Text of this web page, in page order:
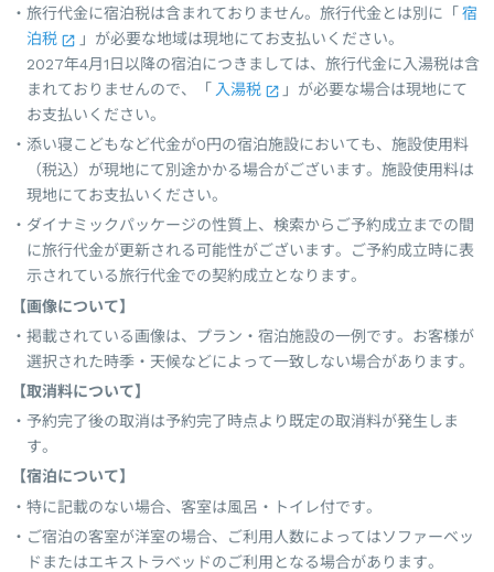
旅行代金に宿泊税は含まれておりません。旅行代金とは別に「 宿
泊税
」が必要な地域は現地にてお支払いください。
2027年4月1日以降の宿泊につきましては、旅行代金に入湯税は含
まれておりませんので、「 入湯税
」が必要な場合は現地にて
お支払いください。
添い寝こどもなど代金が0円の宿泊施設においても、施設使用料
（税込）が現地にて別途かかる場合がございます。施設使用料は
現地にてお支払いください。
ダイナミックパッケージの性質上、検索からご予約成立までの間
に旅行代金が更新される可能性がございます。ご予約成立時に表
示されている旅行代金での契約成立となります。
【画像について】
掲載されている画像は、プラン・宿泊施設の一例です。お客様が
選択された時季・天候などによって一致しない場合があります。
【取消料について】
予約完了後の取消は予約完了時点より既定の取消料が発生しま
す。
【宿泊について】
特に記載のない場合、客室は風呂・トイレ付です。
ご宿泊の客室が洋室の場合、ご利用人数によってはソファーベッ
ドまたはエキストラベッドのご利用となる場合があります。